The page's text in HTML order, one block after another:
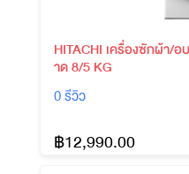
HITACHI เครื่องซักผ้า/
าด 8/5 KG
0 รีวิว
฿12,990.00